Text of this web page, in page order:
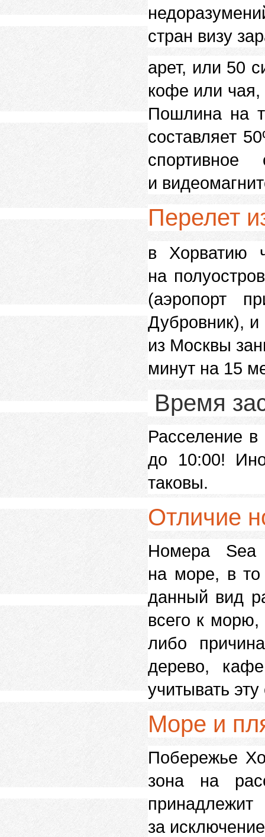
стран визу
арет, или 50
кофе или чая,
Пошлина на
составляет
спортивное
и
Перелет
в Хорватию
на
(аэропорт
Дубровник),
из Москвы
минут на 15
Время
Расселение
до 10:00!
таковы.
Отличие
Номера Sea
на море, в
данный вид
всего к
либо
дерево,
учитывать
Море и
Побережье
зона на
за